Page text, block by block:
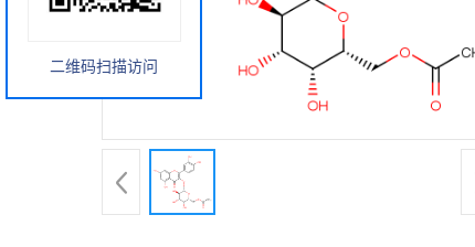
二维码扫描访问